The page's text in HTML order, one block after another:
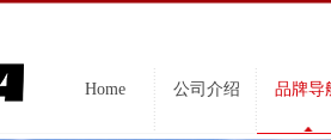
Home 公司介绍 品牌导